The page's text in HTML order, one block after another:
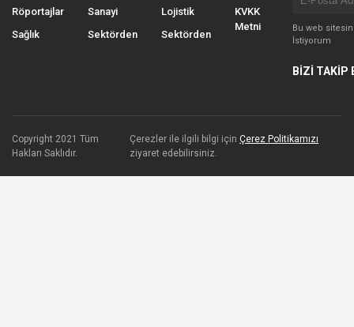
Röportajlar
Sağlık
Sanayi
Sektörden
Lojistik
Sektörden
KVKK
Metni
Bu web
İstiyorum
BİZİ TAKİP
Copyright 2021 Tüm
Hakları Saklıdır.
Çerezler ile ilgili bilgi içinÇerez Politikamızı
ziyaret edebilirsiniz.